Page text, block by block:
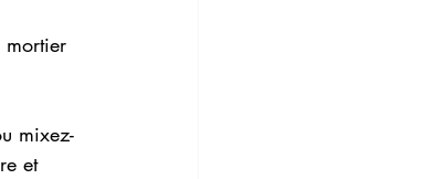
mortier
mixez-
et